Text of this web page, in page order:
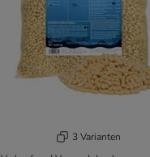
3 Varianten